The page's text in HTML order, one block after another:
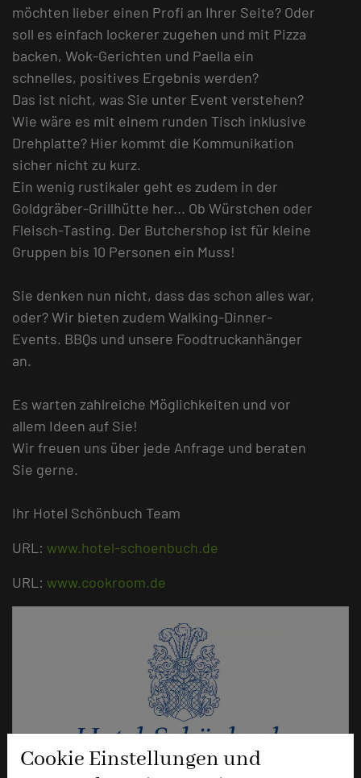
Cookie Einstellungen und
möchten lieber einen Profi an Ihrer Seite? Oder
soll es einfach lockerer zugehen und mit Pizza
backen, Wok-Gerichten und Paella ein
schnelles, positives Ergebnis werden?
Das ist nicht, was Sie unter Event verstehen?
Wie wäre es mit einem runden Tisch inklusive
Drehplatte? Hier kommt die Kommunikation
sicher nicht zu kurz.
Ein wenig rustikaler geht es zudem in der
Goldgräber-Grillhütte her... Ob Würstchen oder
Fleisch-Tasting. Der Butchershop ist für kleine
Gruppen bis 10 Personen ein Muss!
Sie denken nun nicht, dass das schon alles war,
oder? Wir bieten zudem Walking-Dinner-
Events. BBQs und unsere Foodtruckanhänger
an.
Es warten zahlreiche Möglichkeiten und vor
allem Ideen auf Sie!
Wir freuen uns über jede Anfrage und beraten
Sie gerne.
Ihr Hotel Schönbuch Team
URL: www.hotel-schoenbuch.de
URL: www.cookroom.de